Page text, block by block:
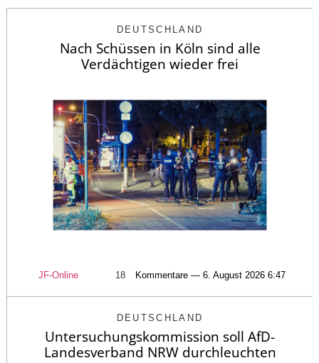
DEUTSCHLAND
Nach Schüssen in Köln sind alle
Verdächtigen wieder frei
JF-Online 18 Kommentare — 6. August 2026 6:47
DEUTSCHLAND
Untersuchungskommission soll AfD-
Landesverband NRW durchleuchten